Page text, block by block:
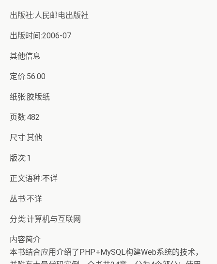
出版社:人民邮电出版社
出版时间:2006-07
其他信息
定价:56.00
纸张:胶版纸
页数:482
尺寸:其他
版次:1
正文语种:不详
丛书:不详
分类:计算机与互联网
内容简介
本书结合应用介绍了PHP+MySQL构建Web系统的技术，